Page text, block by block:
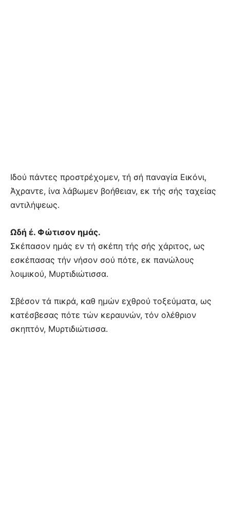
Ιδού πάντες προστρέχομεν, τή σή παναγία Εικόνι,
Άχραντε, ίνα λάβωμεν βοήθειαν, εκ τής σής ταχείας
αντιλήψεως.
Ωδή έ. Φώτισον ημάς.
Σκέπασον ημάς εν τή σκέπη τής σής χάριτος, ως
εσκέπασας τήν νήσον σού πότε, εκ πανώλους
λοιμικού, Μυρτιδιώτισσα.
Σβέσον τά πικρά, καθ ημών εχθρού τοξεύματα, ως
κατέσβεσας πότε τών κεραυνών, τόν ολέθριον
σκηπτόν, Μυρτιδιώτισσα.